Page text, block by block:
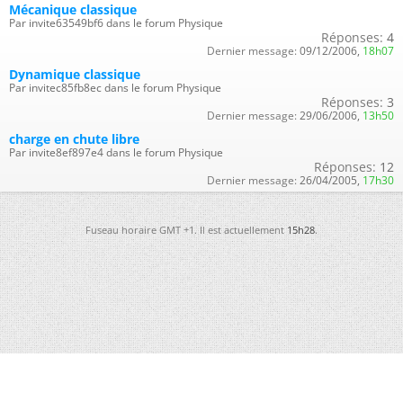
Mécanique classique
Par invite63549bf6 dans le forum Physique
Réponses: 4
Dernier message: 09/12/2006, 18h07
Dynamique classique
Par invitec85fb8ec dans le forum Physique
Réponses: 3
Dernier message: 29/06/2006, 13h50
charge en chute libre
Par invite8ef897e4 dans le forum Physique
Réponses: 12
Dernier message: 26/04/2005, 17h30
Fuseau horaire GMT +1. Il est actuellement15h28.